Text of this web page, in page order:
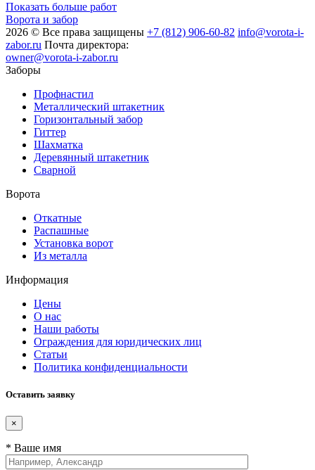
Показать больше работ
Ворота и забор
2026 © Все права защищены +7 (812) 906-60-82 info@vorota-i-
zabor.ru Почта директора:
owner@vorota-i-zabor.ru
Заборы
Профнастил
Металлический штакетник
Горизонтальный забор
Гиттер
Шахматка
Деревянный штакетник
Сварной
Ворота
Откатные
Распашные
Установка ворот
Из металла
Информация
Цены
О нас
Наши работы
Ограждения для юридических лиц
Статьи
Политика конфиденциальности
Оставить заявку
×
* Ваше имя